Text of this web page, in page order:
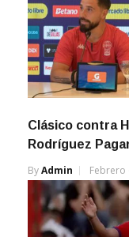
Clásico contra
Rodríguez
ByAdmin Febrero